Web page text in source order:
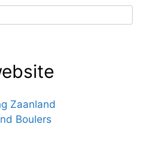
Zaanland
Boulers